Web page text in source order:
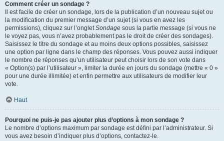
Comment créer un sondage ?
Il est facile de créer un sondage, lors de la publication d’un nouveau sujet ou
la modification du premier message d’un sujet (si vous en avez les
permissions), cliquez sur l’ongletSondage sous la partie message (si vous ne
le voyez pas, vous n’avez probablement pas le droit de créer des sondages).
Saisissez le titre du sondage et au moins deux options possibles, saisissez
une option par ligne dans le champ des réponses. Vous pouvez aussi indiquer
le nombre de réponses qu’un utilisateur peut choisir lors de son vote dans
« Option(s) par l’utilisateur », limiter la durée en jours du sondage (mettre « 0 »
pour une durée illimitée) et enfin permettre aux utilisateurs de modifier leur
vote.
Haut
Pourquoi ne puis-je pas ajouter plus d’options à mon sondage ?
Le nombre d’options maximum par sondage est défini par l’administrateur. Si
vous avez besoin d’indiquer plus d’options, contactez-le.